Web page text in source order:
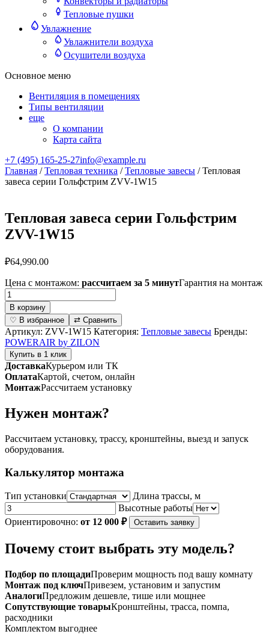
Тепловые пушки
Увлажнение
Увлажнители воздуха
Осушители воздуха
Основное меню
Вентиляция в помещениях
Типы вентиляции
еще
О компании
Карта сайта
+7 (495) 165-25-27info@example.ru
Главная /Тепловая техника /Тепловые завесы / Тепловая
завеса серии Гольфстрим ZVV-1W15
Тепловая завеса серии Гольфстрим
ZVV-1W15
₽64,990.00
Цена с монтажом: рассчитаем за 5 минутГарантия на монтаж
Количество
товара
Тепловая
завеса
серии
Гольфстрим
ZVV-
1W15
В корзину
♡ В избранное
⇄ Сравнить
Артикул: ZVV-1W15 Категория: Тепловые завесы Бренды:
POWERAIR by ZILON
Купить в 1 клик
ДоставкаКурьером или ТК
ОплатаКартой, счетом, онлайн
МонтажРассчитаем установку
Нужен монтаж?
Рассчитаем установку, трассу, кронштейны, выезд и запуск
оборудования.
Калькулятор монтажа
Тип установки
Длина трассы, м
Высотные работы
Ориентировочно: от 12 000 ₽ Оставить заявку
Почему стоит выбрать эту модель?
Подбор по площадиПроверим мощность под вашу комнату
Монтаж под ключПривезем, установим и запустим
АналогиПредложим дешевле, тише или мощнее
Сопутствующие товарыКронштейны, трасса, помпа,
расходники
Комплектом выгоднее